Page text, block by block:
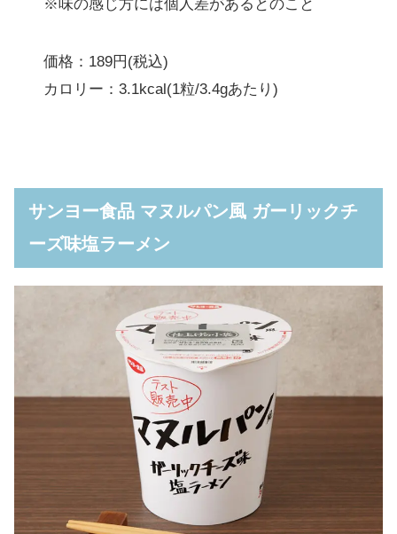
※味の感じ方には個人差があるとのこと
価格：189円(税込)
カロリー：3.1kcal(1粒/3.4gあたり)
サンヨー食品 マヌルパン風 ガーリックチ
ーズ味塩ラーメン